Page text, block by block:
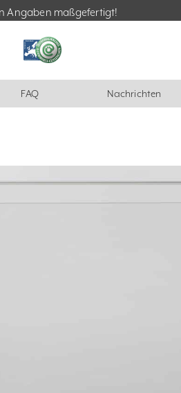
Angaben maßgefertigt!
FAQ Nachrichten